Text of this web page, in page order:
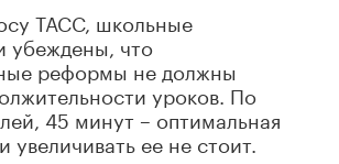
ТАСС, школьные
убеждены, что
реформы не должны
уроков. По
45 минут – оптимальная
увеличивать ее не стоит.